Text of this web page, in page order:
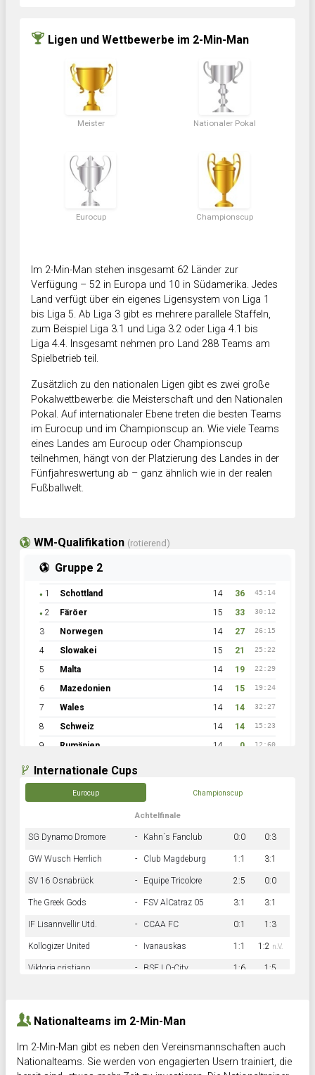
Ligen und Wettbewerbe im 2-Min-Man
Meister Nationaler Pokal
Eurocup Championscup
Im 2-Min-Man stehen insgesamt 62 Länder zur
Verfügung – 52 in Europa und 10 in Südamerika. Jedes
Land verfügt über ein eigenes Ligensystem von Liga 1
bis Liga 5. Ab Liga 3 gibt es mehrere parallele Staffeln,
zum Beispiel Liga 3.1 und Liga 3.2 oder Liga 4.1 bis
Liga 4.4. Insgesamt nehmen pro Land 288 Teams am
Spielbetrieb teil.
Zusätzlich zu den nationalen Ligen gibt es zwei große
Pokalwettbewerbe: die Meisterschaft und den Nationalen
Pokal. Auf internationaler Ebene treten die besten Teams
im Eurocup und im Championscup an. Wie viele Teams
eines Landes am Eurocup oder Championscup
teilnehmen, hängt von der Platzierung des Landes in der
Fünfjahreswertung ab – ganz ähnlich wie in der realen
Fußballwelt.
WM-Qualifikation (rotierend)
Gruppe 2
● 1 Schottland 14 36 45:14
● 2 Färöer 15 33 30:12
3 Norwegen 14 27 26:15
4 Slowakei 15 21 25:22
5 Malta 14 19 22:29
6 Mazedonien 14 15 19:24
7 Wales 14 14 32:27
8 Schweiz 14 14 15:23
9 Rumänien 14 0 12:60
Internationale Cups
Eurocup Championscup
Achtelfinale
SG Dynamo Dromore - Kahn´s Fanclub 0:0 0:3
GW Wusch Herrlich - Club Magdeburg 1:1 3:1
SV 16 Osnabrück - Equipe Tricolore 2:5 0:0
The Greek Gods - FSV AlCatraz 05 3:1 3:1
IF Lisannvellir Utd. - CCAA FC 0:1 1:3
Kollogizer United - Ivanauskas 1:1 1:2 n.V.
Viktoria cristiano - BSF LO-City 1:6 1:5
Nationalteams im 2-Min-Man
Im 2-Min-Man gibt es neben den Vereinsmannschaften auch
Nationalteams. Sie werden von engagierten Usern trainiert, die